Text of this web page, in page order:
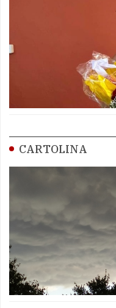
CARTOLINA